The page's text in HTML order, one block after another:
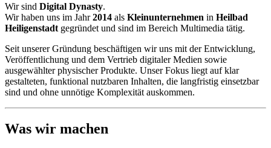
Wir sind Digital Dynasty.
Wir haben uns im Jahr2014 als Kleinunternehmen in Heilbad
Heiligenstadt gegründet und sind im Bereich Multimedia tätig.
Seit unserer Gründung beschäftigen wir uns mit der Entwicklung,
Veröffentlichung und dem Vertrieb digitaler Medien sowie
ausgewählter physischer Produkte. Unser Fokus liegt auf klar
gestalteten, funktional nutzbaren Inhalten, die langfristig einsetzbar
sind und ohne unnötige Komplexität auskommen.
Was wir machen